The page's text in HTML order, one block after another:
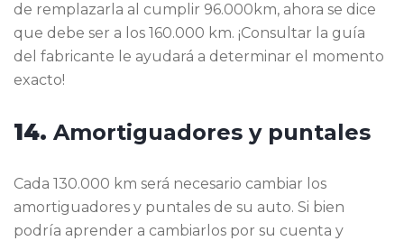
de remplazarla al cumplir 96.000km, ahora se dice
que debe ser a los 160.000 km. ¡Consultar la guía
del fabricante le ayudará a determinar el momento
exacto!
14. Amortiguadores y puntales
Cada 130.000 km será necesario cambiar los
amortiguadores y puntales de su auto. Si bien
podría aprender a cambiarlos por su cuenta y